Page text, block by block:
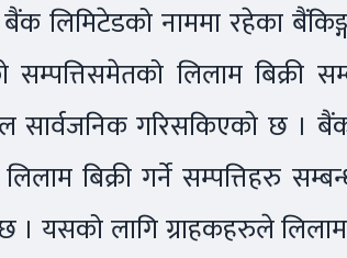
लिमिटेडको नाममा रहेका
लिलाम बिक्री
सार्वजनिक गरिसकिएको छ ।
बिक्री गर्ने सम्पत्तिहरु
। यसको लागि ग्राहकहरुले लिलाम